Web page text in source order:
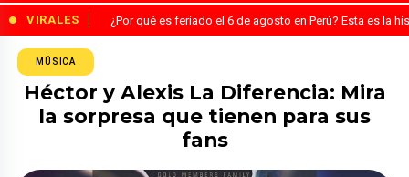
VIRALES ¿Por qué es feriado el 6 de agosto en Perú? Esta es la
MÚSICA
Héctor y Alexis La Diferencia: Mira
la sorpresa que tienen para sus
fans